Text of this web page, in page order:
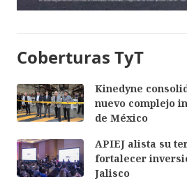
Coberturas TyT
Kinedyne
nuevo complejo
de México
APIEJ alista su
fortalecer
Jalisco